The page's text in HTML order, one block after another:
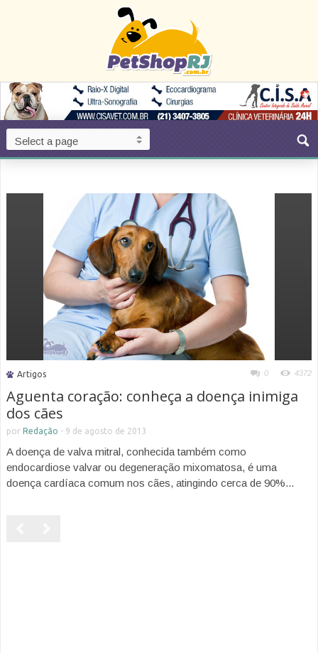
Artigos 0 4372
Aguenta coração: conheça a doença inimiga
dos cães
por Redação - 9 de agosto de 2013
A doença de valva mitral, conhecida também como
endocardiose valvar ou degeneração mixomatosa, é uma
doença cardíaca comum nos cães, atingindo cerca de 90%...